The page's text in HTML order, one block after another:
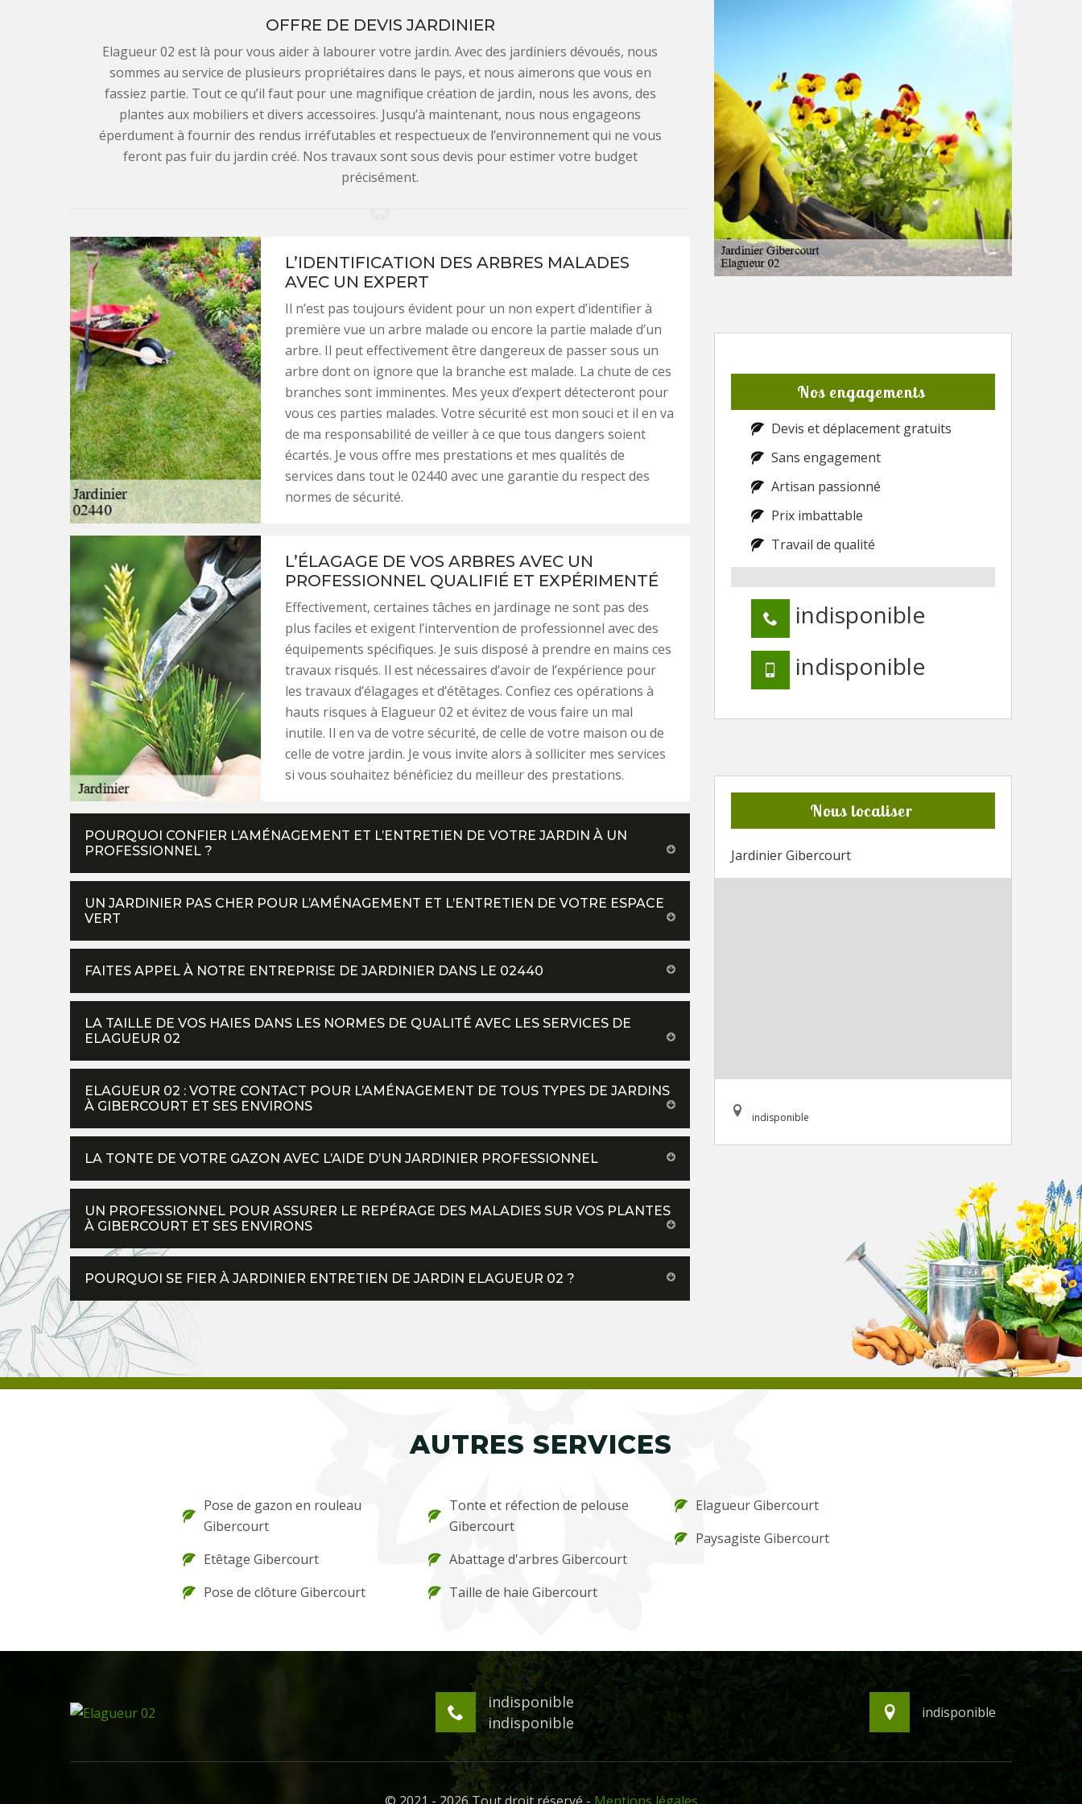
OFFRE DE DEVIS JARDINIER
Elagueur 02 est là pour vous aider à labourer votre jardin. Avec des jardiniers dévoués, nous
sommes au service de plusieurs propriétaires dans le pays, et nous aimerons que vous en
fassiez partie. Tout ce qu’il faut pour une magnifique création de jardin, nous les avons, des
plantes aux mobiliers et divers accessoires. Jusqu’à maintenant, nous nous engageons
éperdument à fournir des rendus irréfutables et respectueux de l’environnement qui ne vous
feront pas fuir du jardin créé. Nos travaux sont sous devis pour estimer votre budget
précisément.
L’IDENTIFICATION DES ARBRES MALADES
AVEC UN EXPERT
Il n’est pas toujours évident pour un non expert d’identifier à
première vue un arbre malade ou encore la partie malade d’un
arbre. Il peut effectivement être dangereux de passer sous un
arbre dont on ignore que la branche est malade. La chute de ces
branches sont imminentes. Mes yeux d’expert détecteront pour
vous ces parties malades. Votre sécurité est mon souci et il en va
de ma responsabilité de veiller à ce que tous dangers soient
écartés. Je vous offre mes prestations et mes qualités de
services dans tout le 02440 avec une garantie du respect des
normes de sécurité.
L’ÉLAGAGE DE VOS ARBRES AVEC UN
PROFESSIONNEL QUALIFIÉ ET EXPÉRIMENTÉ
Effectivement, certaines tâches en jardinage ne sont pas des
plus faciles et exigent l’intervention de professionnel avec des
équipements spécifiques. Je suis disposé à prendre en mains ces
travaux risqués. Il est nécessaires d’avoir de l’expérience pour
les travaux d’élagages et d’étêtages. Confiez ces opérations à
hauts risques à Elagueur 02 et évitez de vous faire un mal
inutile. Il en va de votre sécurité, de celle de votre maison ou de
celle de votre jardin. Je vous invite alors à solliciter mes services
si vous souhaitez bénéficiez du meilleur des prestations.
POURQUOI CONFIER L’AMÉNAGEMENT ET L’ENTRETIEN DE VOTRE JARDIN À UN
PROFESSIONNEL ?
UN JARDINIER PAS CHER POUR L’AMÉNAGEMENT ET L’ENTRETIEN DE VOTRE ESPACE
VERT
FAITES APPEL À NOTRE ENTREPRISE DE JARDINIER DANS LE 02440
LA TAILLE DE VOS HAIES DANS LES NORMES DE QUALITÉ AVEC LES SERVICES DE
ELAGUEUR 02
ELAGUEUR 02 : VOTRE CONTACT POUR L’AMÉNAGEMENT DE TOUS TYPES DE JARDINS
À GIBERCOURT ET SES ENVIRONS
LA TONTE DE VOTRE GAZON AVEC L’AIDE D’UN JARDINIER PROFESSIONNEL
UN PROFESSIONNEL POUR ASSURER LE REPÉRAGE DES MALADIES SUR VOS PLANTES
À GIBERCOURT ET SES ENVIRONS
POURQUOI SE FIER À JARDINIER ENTRETIEN DE JARDIN ELAGUEUR 02 ?
Nos engagements
Devis et déplacement gratuits
Sans engagement
Artisan passionné
Prix imbattable
Travail de qualité
indisponible
indisponible
Nous localiser
Jardinier Gibercourt
indisponible
AUTRES SERVICES
Pose de gazon en rouleau
Gibercourt
Etêtage Gibercourt
Pose de clôture Gibercourt
Tonte et réfection de pelouse
Gibercourt
Abattage d'arbres Gibercourt
Taille de haie Gibercourt
Elagueur Gibercourt
Paysagiste Gibercourt
indisponible
indisponible
indisponible